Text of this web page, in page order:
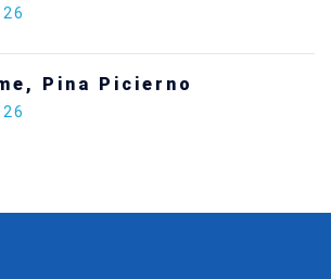
Participation in